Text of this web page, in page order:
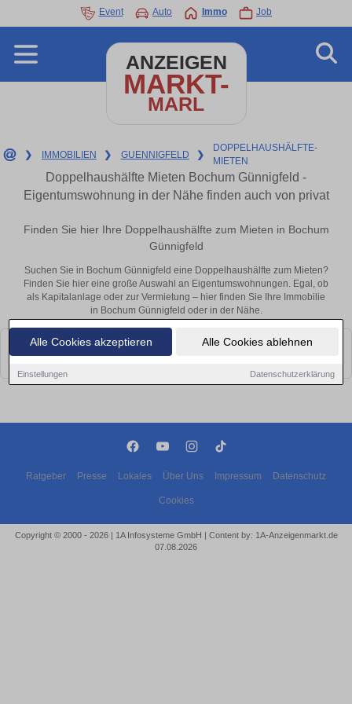
Alle Cookies akzeptieren Alle Cookies ablehnen
Einstellungen Datenschutzerklärung
Event Auto Immo Job
ANZEIGEN
MARKT-
MARL
❯ IMMOBILIEN ❯ GUENNIGFELD ❯
DOPPELHAUSHÄLFTE-
MIETEN
Doppelhaushälfte Mieten Bochum Günnigfeld -
Eigentumswohnung in der Nähe finden auch von privat
Finden Sie hier Ihre Doppelhaushälfte zum Mieten in Bochum
Günnigfeld
Suchen Sie in Bochum Günnigfeld eine Doppelhaushälfte zum Mieten?
Finden Sie hier eine große Auswahl an Eigentumswohnungen. Egal, ob
als Kapitalanlage oder zur Vermietung – hier finden Sie Ihre Immobilie
in Bochum Günnigfeld oder in der Nähe.
Leider konnten wir derzeit keine passenden Objekte finden. Schauen Sie
Ratgeber Presse Lokales Über Uns Impressum Datenschutz
Cookies
Copyright © 2000 - 2026 | 1A Infosysteme GmbH | Content by: 1A-Anzeigenmarkt.de
07.08.2026